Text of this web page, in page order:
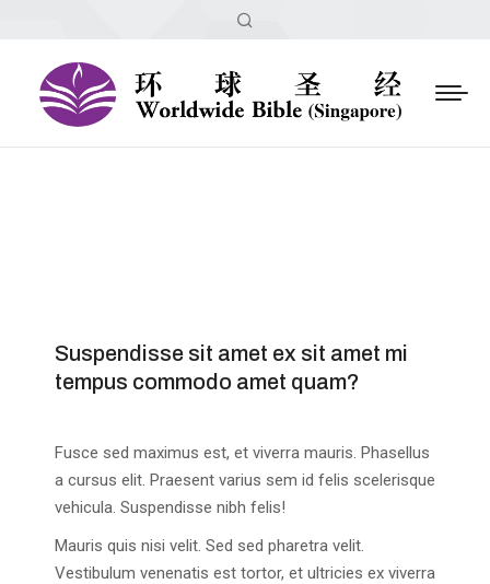
Suspendisse sit amet ex sit amet mi
tempus commodo amet quam?
Fusce sed maximus est, et viverra mauris. Phasellus
a cursus elit. Praesent varius sem id felis scelerisque
vehicula. Suspendisse nibh felis!
Mauris quis nisi velit. Sed sed pharetra velit.
Vestibulum venenatis est tortor, et ultricies ex viverra